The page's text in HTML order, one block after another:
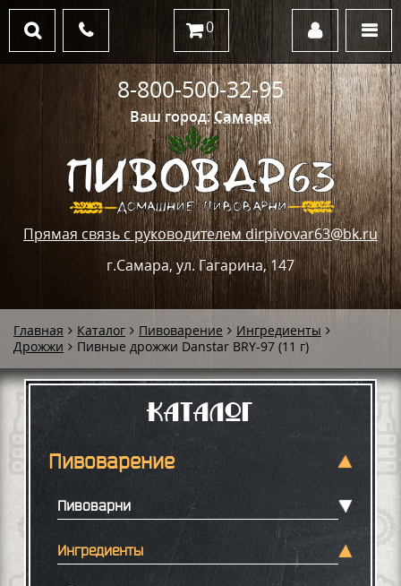
Ваш город:Самара
Прямая связь с руководителем dirpivovar63@bk.ru
г.Самара, ул. Гагарина, 147
8-800-500-32-95
0
Главная Каталог Пивоварение
Ингредиенты
Дрожжи
Пивные дрожжи Danstar BRY-97 (11 г)
Каталог
Пивоварение
Пивоварни
Ингредиенты